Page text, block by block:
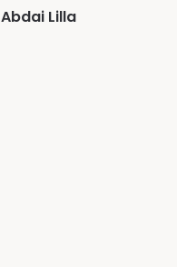
Abdai Lilla